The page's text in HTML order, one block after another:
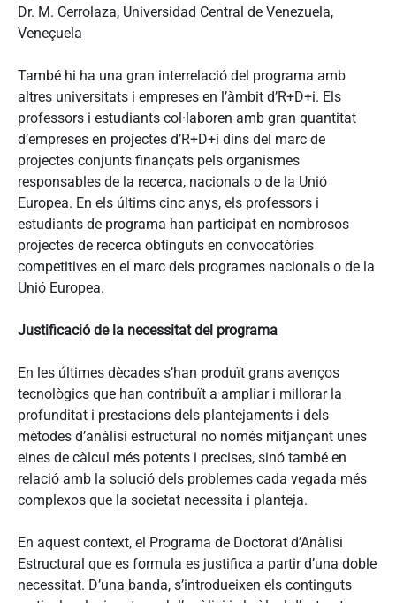
Dr. M. Cerrolaza, Universidad Central de Venezuela,
Veneçuela
També hi ha una gran interrelació del programa amb
altres universitats i empreses en l’àmbit d’R+D+i. Els
professors i estudiants col·laboren amb gran quantitat
d’empreses en projectes d’R+D+i dins del marc de
projectes conjunts finançats pels organismes
responsables de la recerca, nacionals o de la Unió
Europea. En els últims cinc anys, els professors i
estudiants de programa han participat en nombrosos
projectes de recerca obtinguts en convocatòries
competitives en el marc dels programes nacionals o de la
Unió Europea.
Justificació de la necessitat del programa
En les últimes dècades s’han produït grans avenços
tecnològics que han contribuït a ampliar i millorar la
profunditat i prestacions dels plantejaments i dels
mètodes d’anàlisi estructural no només mitjançant unes
eines de càlcul més potents i precises, sinó també en
relació amb la solució dels problemes cada vegada més
complexos que la societat necessita i planteja.
En aquest context, el Programa de Doctorat d’Anàlisi
Estructural que es formula es justifica a partir d’una doble
necessitat. D’una banda, s’introdueixen els continguts